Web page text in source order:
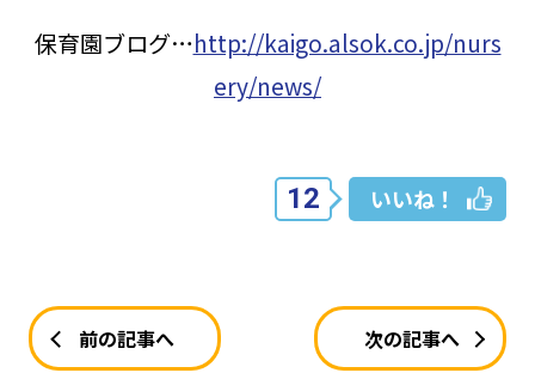
保育園ブログ…http://kaigo.alsok.co.jp/nurs
ery/news/
12 いいね！
前の記事へ 次の記事へ